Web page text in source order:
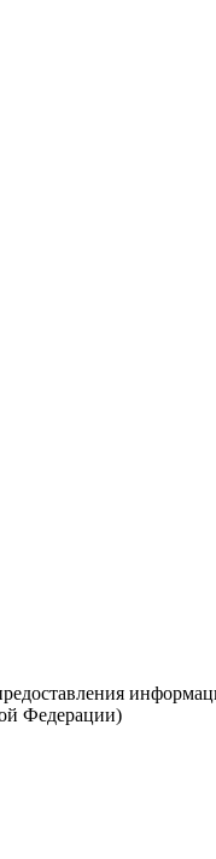
Федерации)